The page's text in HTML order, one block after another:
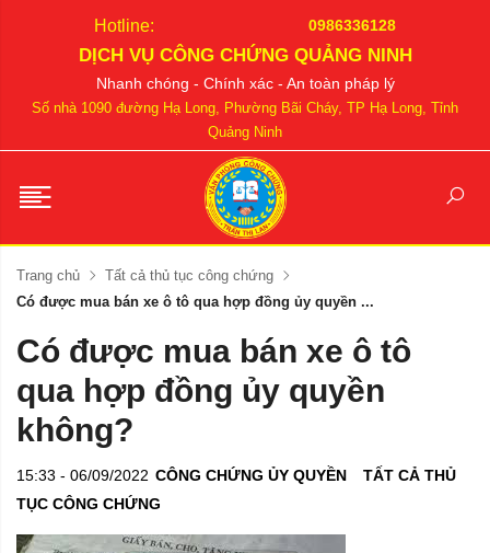
Hotline: 0986336128
DỊCH VỤ CÔNG CHỨNG QUẢNG NINH
Nhanh chóng - Chính xác - An toàn pháp lý
Số nhà 1090 đường Hạ Long, Phường Bãi Cháy, TP Hạ Long, Tỉnh
Quảng Ninh
Trang chủ
Tất cả thủ tục công chứng
Có được mua bán xe ô tô qua hợp đồng ủy quyền ...
Có được mua bán xe ô tô
qua hợp đồng ủy quyền
không?
15:33 - 06/09/2022 CÔNG CHỨNG ỦY QUYỀN
TẤT CẢ THỦ
TỤC CÔNG CHỨNG